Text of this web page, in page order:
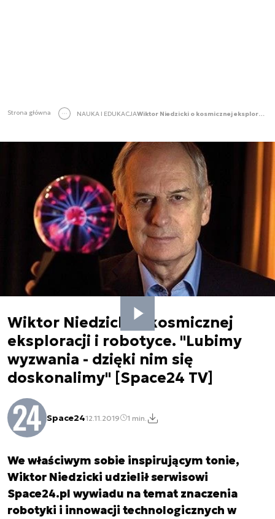
Strona główna NAUKA I EDUKACJA Wiktor Niedzicki o kosmicznej eksploracji i robotyce. "Lubimy wyzwania - dzięki nim się doskonalimy" [Space24 TV]
Wiktor Niedzicki o kosmicznej
eksploracji i robotyce. "Lubimy
wyzwania - dzięki nim się
doskonalimy" [Space24 TV]
Space2412.11.2019 1 min.
We właściwym sobie inspirującym tonie,
Wiktor Niedzicki udzielił serwisowi
Space24.pl wywiadu na temat znaczenia
robotyki i innowacji technologicznych w